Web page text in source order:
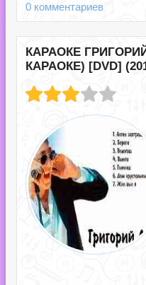
0 комментариев
КАРАОКЕ
КАРАОКЕ) [DVD]